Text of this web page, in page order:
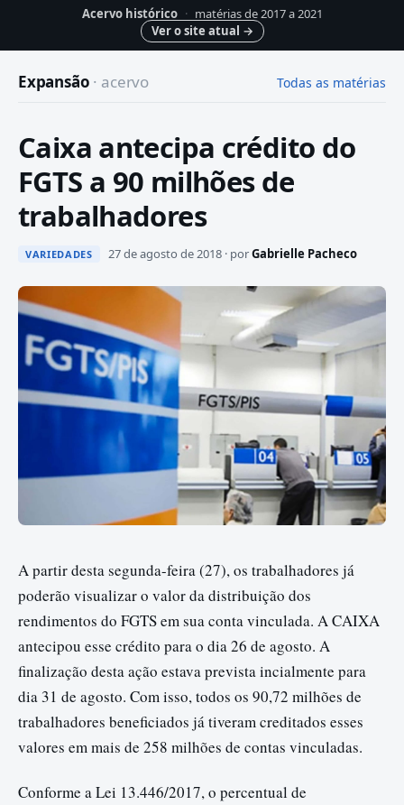
Acervo histórico · matérias de 2017 a 2021
Ver o site atual →
Expansão · acervo Todas as matérias
Caixa antecipa crédito do
FGTS a 90 milhões de
trabalhadores
VARIEDADES 27 de agosto de 2018 · porGabrielle Pacheco
A partir desta segunda-feira (27), os trabalhadores já
poderão visualizar o valor da distribuição dos
rendimentos do FGTS em sua conta vinculada. A CAIXA
antecipou esse crédito para o dia 26 de agosto. A
finalização desta ação estava prevista incialmente para
dia 31 de agosto. Com isso, todos os 90,72 milhões de
trabalhadores beneficiados já tiveram creditados esses
valores em mais de 258 milhões de contas vinculadas.
Conforme a Lei 13.446/2017, o percentual de